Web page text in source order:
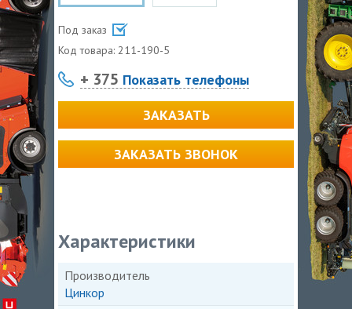
Под заказ
Код товара: 211-190-5
+ 375 Показать телефоны
ЗАКАЗАТЬ
ЗАКАЗАТЬ ЗВОНОК
Характеристики
Производитель
Цинкор